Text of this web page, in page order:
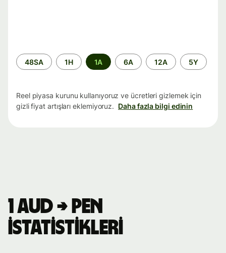
Zaman
aralığı
48SA 1H 1A 6A 12A 5Y
Reel piyasa kurunu kullanıyoruz ve ücretleri gizlemek için
gizli fiyat artışları eklemiyoruz. Daha fazla bilgi edinin
1 AUD → PEN
istatistikleri